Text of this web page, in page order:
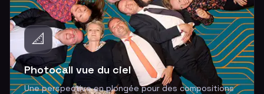
📐
Photocall vue du ciel
Une perspective en plongée pour des compositions